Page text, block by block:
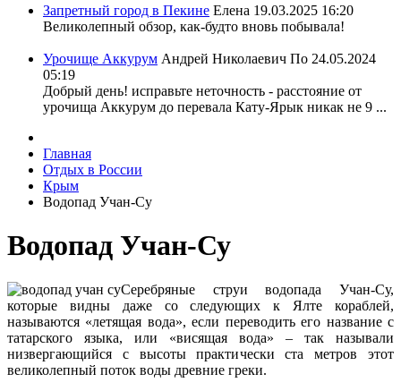
Запретный город в Пекине Елена 19.03.2025 16:20
Великолепный обзор, как-будто вновь побывала!
Урочище Аккурум Андрей Николаевич По 24.05.2024
05:19
Добрый день! исправьте неточность - расстояние от
урочища Аккурум до перевала Кату-Ярык никак не 9 ...
Главная
Отдых в России
Крым
Водопад Учан-Су
Водопад Учан-Су
Серебряные струи водопада Учан-Су,
которые видны даже со следующих к Ялте кораблей,
называются «летящая вода», если переводить его название с
татарского языка, или «висящая вода» – так называли
низвергающийся с высоты практически ста метров этот
великолепный поток воды древние греки.